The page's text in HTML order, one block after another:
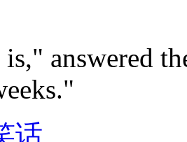
answered
话